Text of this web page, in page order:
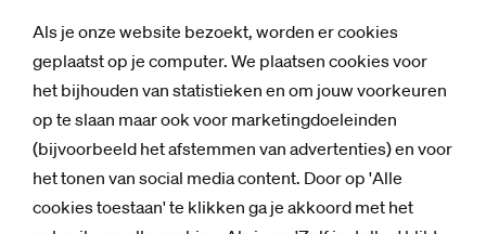
Als je onze website bezoekt, worden er cookies
geplaatst op je computer. We plaatsen cookies voor
het bijhouden van statistieken en om jouw voorkeuren
op te slaan maar ook voor marketingdoeleinden
(bijvoorbeeld het afstemmen van advertenties) en voor
het tonen van social media content. Door op 'Alle
cookies toestaan' te klikken ga je akkoord met het